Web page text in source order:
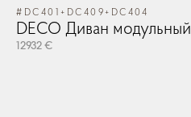
#DC401+DC409+DC404
DECO Диван модульный
12932 €